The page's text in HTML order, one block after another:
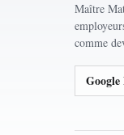
Maître
comme
Google